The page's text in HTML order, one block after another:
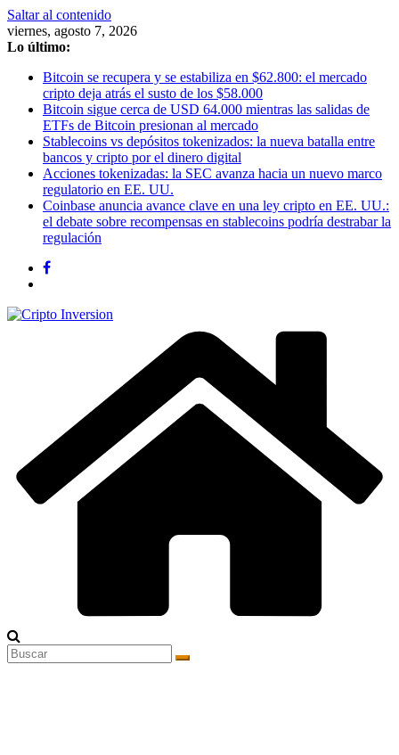
Saltar al contenido
viernes, agosto 7, 2026
Lo último:
Bitcoin se recupera y se estabiliza en $62.800: el mercado
cripto deja atrás el susto de los $58.000
Bitcoin sigue cerca de USD 64.000 mientras las salidas de
ETFs de Bitcoin presionan al mercado
Stablecoins vs depósitos tokenizados: la nueva batalla entre
bancos y cripto por el dinero digital
Acciones tokenizadas: la SEC avanza hacia un nuevo marco
regulatorio en EE. UU.
Coinbase anuncia avance clave en una ley cripto en EE. UU.:
el debate sobre recompensas en stablecoins podría destrabar la
regulación